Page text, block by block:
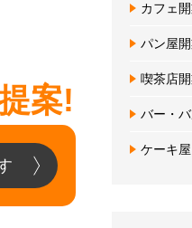
案!
カフェ
パン屋
喫茶店
バー・
ケーキ